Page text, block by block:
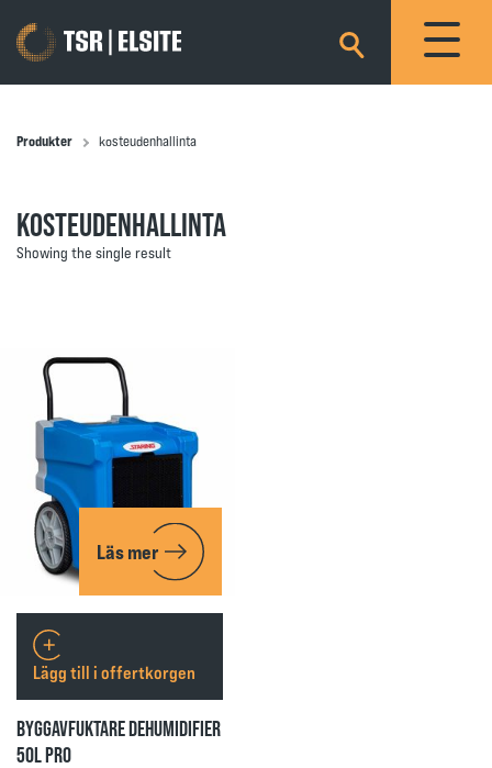
×
Produkter kosteudenhallinta
KOSTEUDENHALLINTA
Showing the single result
Läs mer
BYGGAVFUKTARE DEHUMIDIFIER
50L PRO
Lägg till i offertkorgen